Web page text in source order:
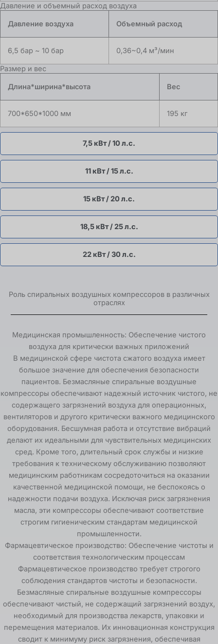
7,5 кВт / 10 л.с.
11 кВт / 15 л.с.
15 кВт / 20 л.с.
18,5 кВт / 25 л.с.
22 кВт / 30 л.с.
Давление и объемный расход воздуха
Давление воздуха Объемный расход
6,5 бар ~ 10 бар 0,36~0,4 м³/мин
Размер и вес
Длина*ширина*высота Вес
700*650*1000 мм 195 кг
Роль спиральных воздушных компрессоров в различных
отраслях
Медицинская промышленность: Обеспечение чистого
воздуха для критически важных приложений
В медицинской сфере чистота сжатого воздуха имеет
большое значение для обеспечения безопасности
пациентов. Безмасляные спиральные воздушные
компрессоры обеспечивают надежный источник чистого, не
содержащего загрязнений воздуха для операционных,
вентиляторов и другого критически важного медицинского
оборудования. Бесшумная работа и отсутствие вибраций
делают их идеальными для чувствительных медицинских
сред. Кроме того, длительный срок службы и низкие
требования к техническому обслуживанию позволяют
медицинским работникам сосредоточиться на оказании
качественной медицинской помощи, не беспокоясь о
надежности подачи воздуха. Исключая риск загрязнения
масла, эти компрессоры обеспечивают соответствие
строгим гигиеническим стандартам медицинской
промышленности.
Фармацевтическое производство: Обеспечение чистоты и
соответствия технологическим процессам
Фармацевтическое производство требует строгого
соблюдения стандартов чистоты и безопасности.
Безмасляные спиральные воздушные компрессоры
обеспечивают чистый, не содержащий загрязнений воздух,
необходимый для производства лекарств, упаковки и
перемещения материалов. Их инновационная конструкция
сводит к минимуму риск загрязнения, обеспечивая